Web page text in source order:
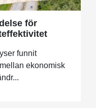
för
funnit
ekonomisk